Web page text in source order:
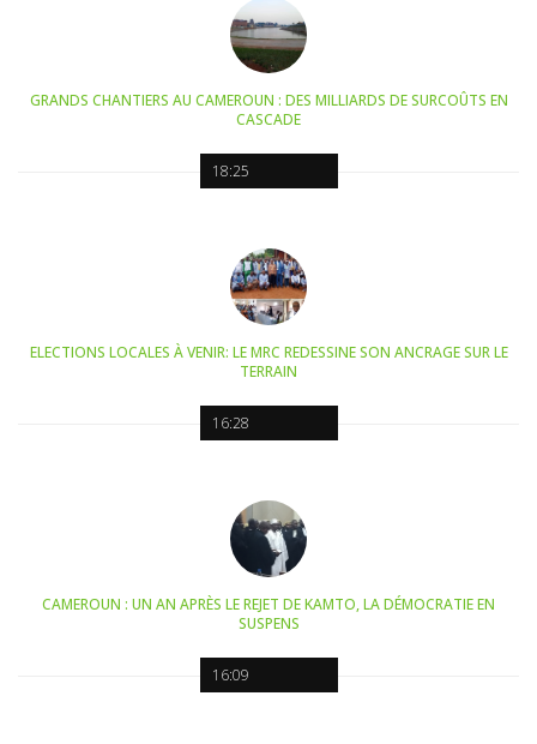
18:25
GRANDS CHANTIERS AU CAMEROUN : DES MILLIARDS DE SURCOÛTS EN
CASCADE
16:28
ELECTIONS LOCALES À VENIR: LE MRC REDESSINE SON ANCRAGE SUR LE
TERRAIN
16:09
CAMEROUN : UN AN APRÈS LE REJET DE KAMTO, LA DÉMOCRATIE EN
SUSPENS